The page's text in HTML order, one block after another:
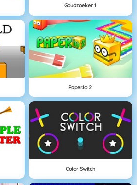
Goudzoeker 1
Paper.io 2
Color Switch